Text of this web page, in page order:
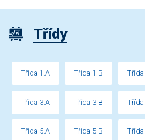
Třídy
Třída 1.A Třída 1.B
Třída 3.A Třída 3.B
Třída 5.A Třída 5.B